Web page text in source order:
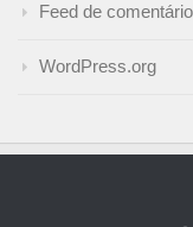
Feed de
WordPress.org